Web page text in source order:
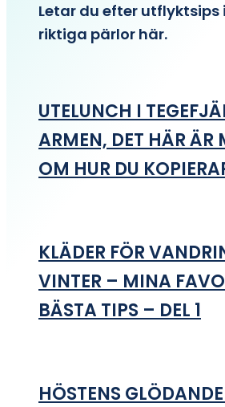
Letar du efter utflyktsips
riktiga pärlor här.
UTELUNCH I
ARMEN, DET HÄR
OM HUR DU
KLÄDER FÖR
VINTER – MINA
BÄSTA TIPS – DEL 1
HÖSTENS